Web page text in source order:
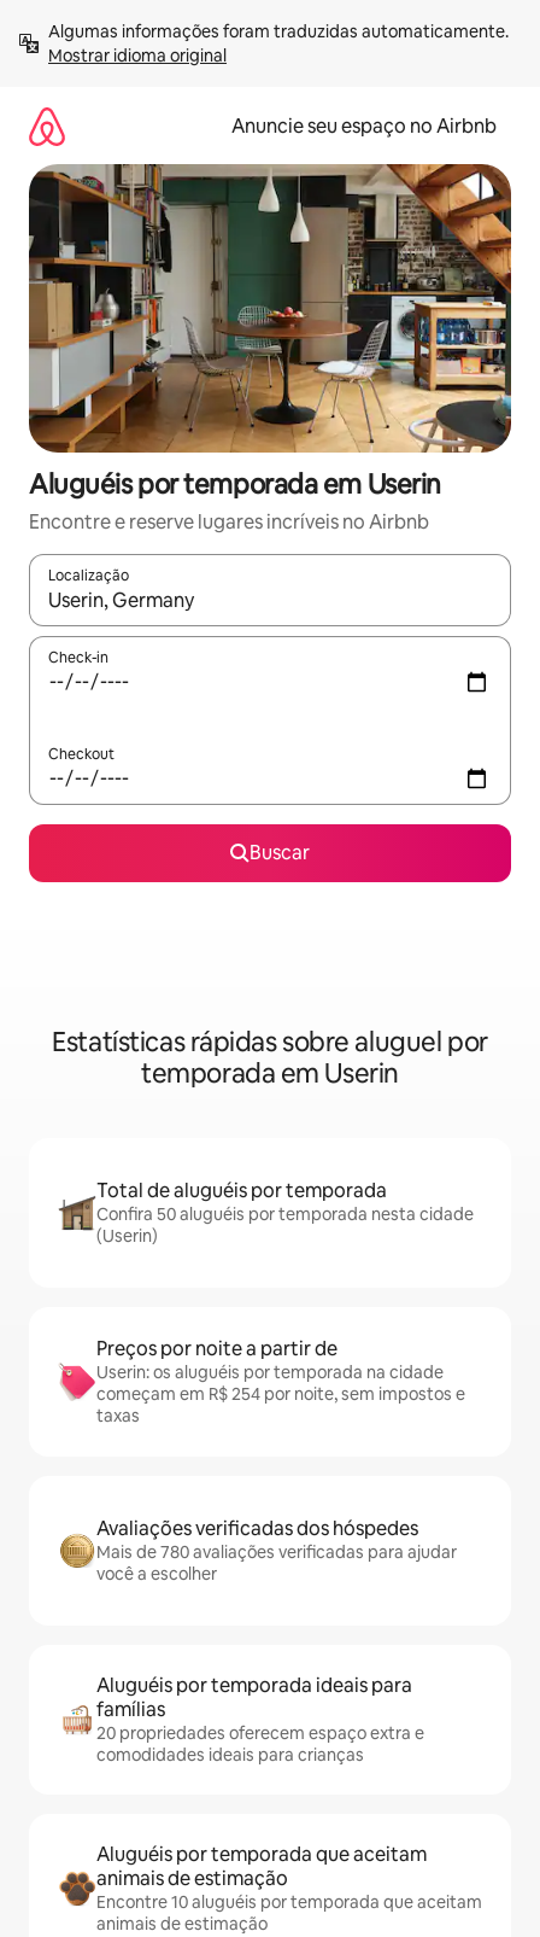
para
Mostrar idioma original
Anuncie seu espaço no Airbnb
Aluguéis por temporada em Userin
Encontre e reserve lugares incríveis no Airbnb
Localização
Quando os resultados estiverem disponíveis, explore-os
Check-in
Checkout
Buscar
Estatísticas rápidas sobre aluguel por
temporada em Userin
Total de aluguéis por temporada
Confira 50 aluguéis por temporada nesta cidade
(Userin)
Preços por noite a partir de
Userin: os aluguéis por temporada na cidade
começam em R$ 254 por noite, sem impostos e
taxas
Avaliações verificadas dos hóspedes
Mais de 780 avaliações verificadas para ajudar
você a escolher
Aluguéis por temporada ideais para
famílias
20 propriedades oferecem espaço extra e
comodidades ideais para crianças
Aluguéis por temporada que aceitam
animais de estimação
Encontre 10 aluguéis por temporada que aceitam
animais de estimação